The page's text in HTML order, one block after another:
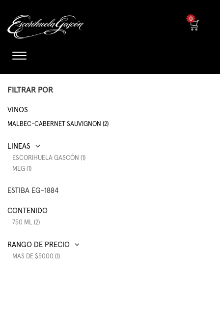
0
FILTRAR POR
VINOS
MALBEC-CABERNET SAUVIGNON (2)
ESCORIHUELA GASCÓN (1)
MEG (1)
ESTIBA EG-1884
CONTENIDO
750 ML (2)
RANGO DE PRECIO
MAS DE $5000 (1)